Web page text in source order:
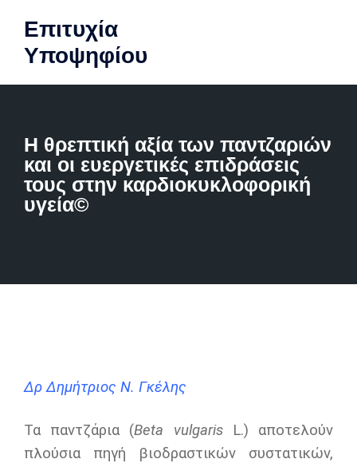
Επιτυχία
Υποψηφίου
Η θρεπτική αξία των παντζαριών
και οι ευεργετικές επιδράσεις
τους στην καρδιοκυκλοφορική
υγεία©
Δρ Δημήτριος Ν. Γκέλης
Τα παντζάρια (Beta vulgarisL.) αποτελούν
πλούσια πηγή βιοδραστικών συστατικών,